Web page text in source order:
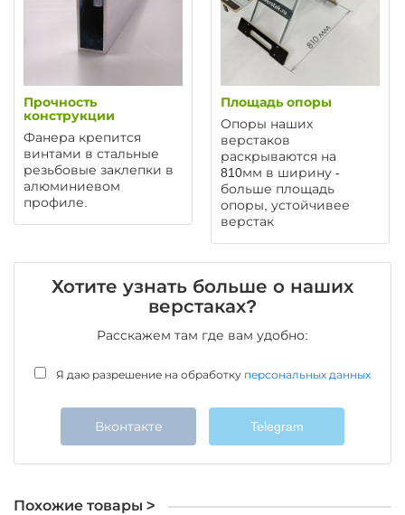
Прочность
конструкции
Фанера крепится
винтами в стальные
резьбовые заклепки в
алюминиевом
профиле.
Площадь опоры
Опоры наших
верстаков
раскрываются на
810мм в ширину -
больше площадь
опоры, устойчивее
верстак
Хотите узнать больше о наших
верстаках?
Расскажем там где вам удобно:
Я даю разрешение на обработку персональных данных
Вконтакте Telegram
Похожие товары >